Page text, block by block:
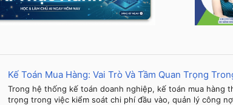
Kế Toán Mua Hàng: Vai Trò Và Tầm Quan Trọng
Trong hệ thống kế toán doanh nghiệp, kế toán mua hàng
trọng trong việc kiểm soát chi phí đầu vào, quản lý công